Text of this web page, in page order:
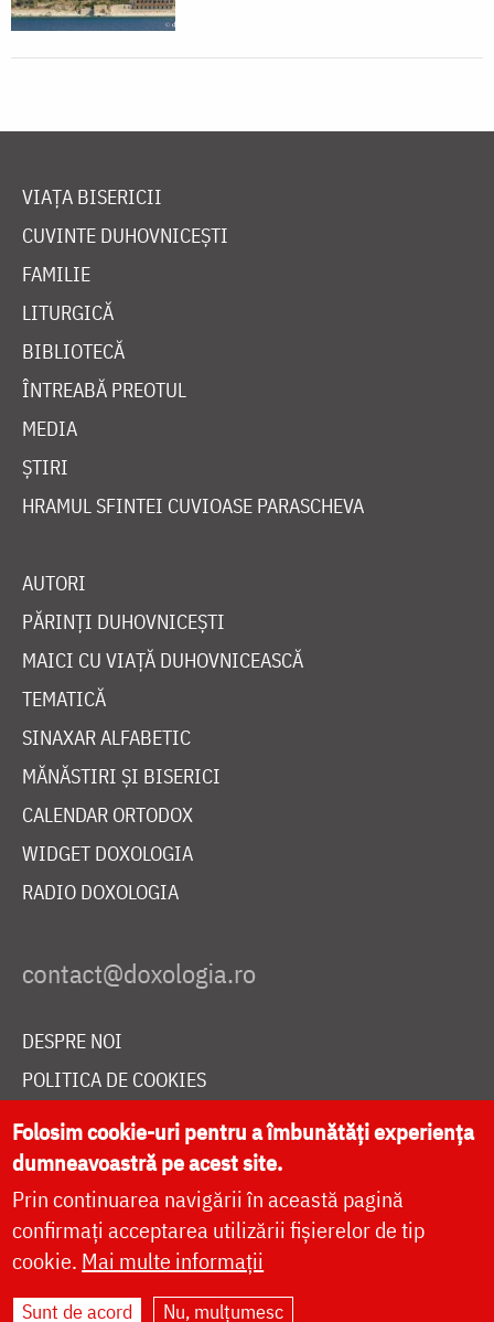
VIAȚA BISERICII
CUVINTE DUHOVNICEȘTI
FAMILIE
LITURGICĂ
BIBLIOTECĂ
ÎNTREABĂ PREOTUL
MEDIA
ȘTIRI
HRAMUL SFINTEI CUVIOASE PARASCHEVA
AUTORI
PĂRINȚI DUHOVNICEȘTI
MAICI CU VIAȚĂ DUHOVNICEASCĂ
TEMATICĂ
SINAXAR ALFABETIC
MĂNĂSTIRI ȘI BISERICI
CALENDAR ORTODOX
WIDGET DOXOLOGIA
RADIO DOXOLOGIA
DESPRE NOI
POLITICA DE COOKIES
DONEAZĂ ONLINE PENTRU CATEDRALA NAȚIONALĂ
LIVE
Site dezvoltat deDOXOLOGIA MEDIA
Folosim cookie-uri pentru a îmbunătăți experiența
dumneavoastră pe acest site.
Prin continuarea navigării în această pagină
confirmați acceptarea utilizării fișierelor de tip
cookie. Mai multe informații
Sunt de acord Nu, mulțumesc